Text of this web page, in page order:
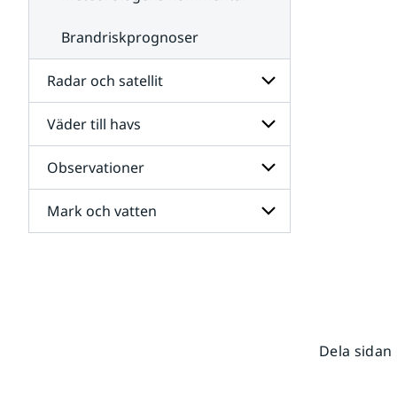
Brandriskprognoser
Radar och satellit
Undersidor
för
Radar
och
satellit
Väder till havs
Undersidor
för
Väder
till
havs
Observationer
Undersidor
för
Mark och vatten
Dela sidan